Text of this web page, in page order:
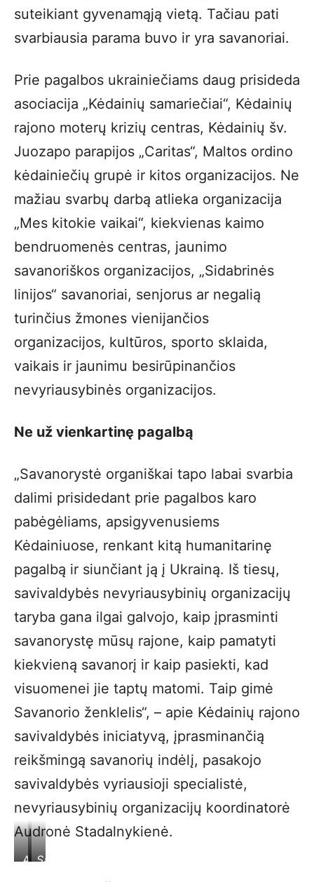
suteikiant gyvenamąją vietą. Tačiau pati
svarbiausia parama buvo ir yra savanoriai.
Prie pagalbos ukrainiečiams daug prisideda
asociacija „Kėdainių samariečiai“, Kėdainių
rajono moterų krizių centras, Kėdainių šv.
Juozapo parapijos „Caritas“, Maltos ordino
kėdainiečių grupė ir kitos organizacijos. Ne
mažiau svarbų darbą atlieka organizacija
„Mes kitokie vaikai“, kiekvienas kaimo
bendruomenės centras, jaunimo
savanoriškos organizacijos, „Sidabrinės
linijos“ savanoriai, senjorus ar negalią
turinčius žmones vienijančios
organizacijos, kultūros, sporto sklaida,
vaikais ir jaunimu besirūpinančios
nevyriausybinės organizacijos.
Ne už vienkartinę pagalbą
„Savanorystė organiškai tapo labai svarbia
dalimi prisidedant prie pagalbos karo
pabėgėliams, apsigyvenusiems
Kėdainiuose, renkant kitą humanitarinę
pagalbą ir siunčiant ją į Ukrainą. Iš tiesų,
savivaldybės nevyriausybinių organizacijų
taryba gana ilgai galvojo, kaip įprasminti
savanorystę mūsų rajone, kaip pamatyti
kiekvieną savanorį ir kaip pasiekti, kad
visuomenei jie taptų matomi. Taip gimė
Savanorio ženklelis“, – apie Kėdainių rajono
savivaldybės iniciatyvą, įprasminančią
reikšmingą savanorių indėlį, pasakojo
savivaldybės vyriausioji specialistė,
nevyriausybinių organizacijų koordinatorė
Audronė Stadalnykienė.
A. Savanorio